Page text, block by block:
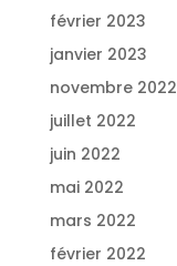
février 2023
janvier 2023
novembre 2022
juillet 2022
juin 2022
mai 2022
mars 2022
février 2022